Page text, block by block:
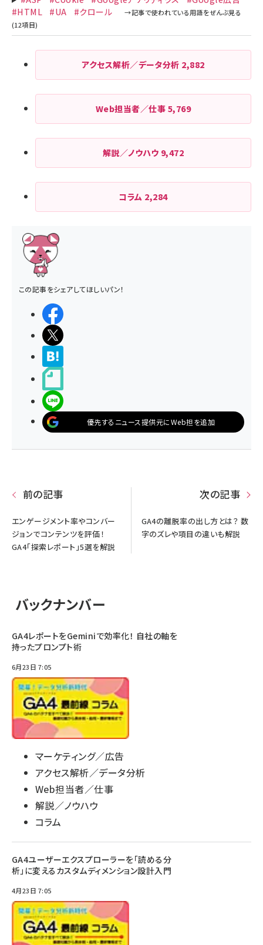
#HTML
#UA #クロール
アクセス解析／データ分析 2,882
Web担当者／仕事 5,769
解説／ノウハウ 9,472
コラム 2,284
この記事をシェアしてほしいパン！
優先するニュース提供元にWeb担を追加
前の記事
エンゲージメント率やコンバー
ジョンでコンテンツを評価！
GA4「探索レポート」5選を解説
次の記事
GA4の離脱率の出し方とは？ 数
字のズレや項目の違いも解説
バックナンバー
GA4レポートをGeminiで効率化！ 自社の軸を
持ったプロンプト術
6月23日 7:05
マーケティング／広告
アクセス解析／データ分析
Web担当者／仕事
解説／ノウハウ
コラム
GA4ユーザーエクスプローラーを「読める分
析」に変えるカスタムディメンション設計入門
4月23日 7:05